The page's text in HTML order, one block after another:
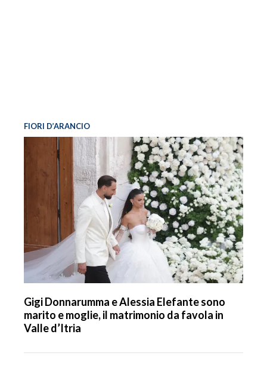
FIORI D’ARANCIO
Gigi Donnarumma e Alessia Elefante sono
marito e moglie, il matrimonio da favola in
Valle d’Itria